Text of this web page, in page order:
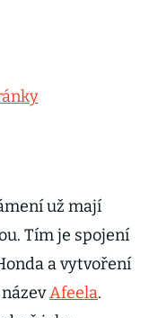
už mají
Tím je spojení
a vytvoření
Afeela.